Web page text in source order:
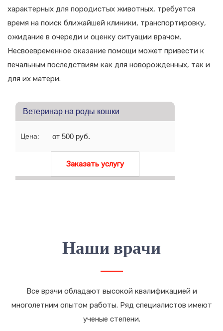
характерных для породистых животных, требуется
время на поиск ближайшей клиники, транспортировку,
ожидание в очереди и оценку ситуации врачом.
Несвоевременное оказание помощи может привести к
печальным последствиям как для новорожденных, так и
для их матери.
Ветеринар на роды кошки
Цена: от 500 руб.
Заказать услугу
Наши врачи
Все врачи обладают высокой квалификацией и
многолетним опытом работы. Ряд специалистов имеют
ученые степени.